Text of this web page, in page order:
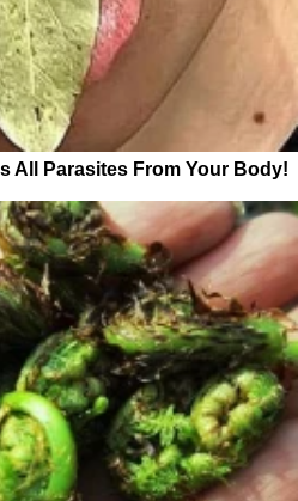
All Parasites From Your Body!